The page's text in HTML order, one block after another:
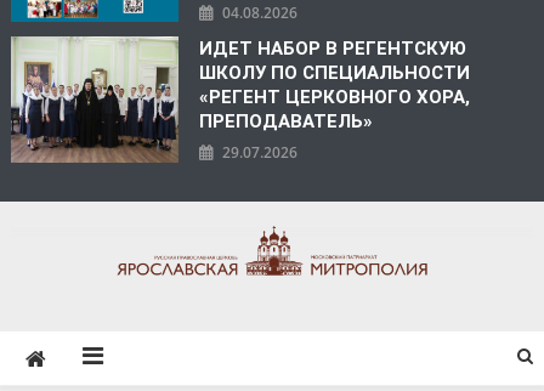
04.08.2026
ИДЕТ НАБОР В РЕГЕНТСКУЮ
ШКОЛУ ПО СПЕЦИАЛЬНОСТИ
«РЕГЕНТ ЦЕРКОВНОГО ХОРА,
ПРЕПОДАВАТЕЛЬ»
29.07.2026